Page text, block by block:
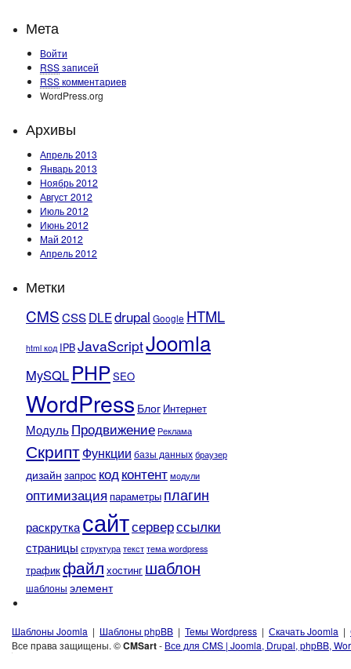
Мета
Войти
RSSзаписей
RSSкомментариев
WordPress.org
Архивы
Апрель 2013
Январь 2013
Ноябрь 2012
Август 2012
Июль 2012
Июнь 2012
Май 2012
Апрель 2012
Метки
CMSCSSDLEdrupal Google HTML
html код IPBJavaScriptJoomla
MySQL PHPSEO
WordPress Блог Интернет
МодульПродвижение Реклама
СкриптФункции базы данных браузер
дизайн запрос кодконтент модули
оптимизация параметры плагин
раскруткасайтсерверссылки
страницы структура текст тема wordpress
трафикфайл хостинг шаблон
шаблоны элемент
Шаблоны Joomla | Шаблоны phpBB | Темы Wordpress | Скачать Joomla |
Все права защищены. ©CMSart- Все для CMS | Joomla, Drupal, phpBB,